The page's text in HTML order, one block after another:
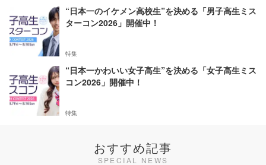
“日本一のイケメン高校生”を決める「男子高生ミス
ターコン2026」開催中！
特集
“日本一かわいい女子高生”を決める「女子高生ミス
コン2026」開催中！
特集
おすすめ記事
SPECIAL NEWS